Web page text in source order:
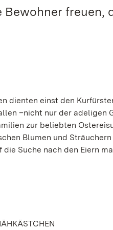
freuen,
dienten einst den
–nicht nur der adeligen
zur beliebten
Blumen und
Suche nach den Eiern